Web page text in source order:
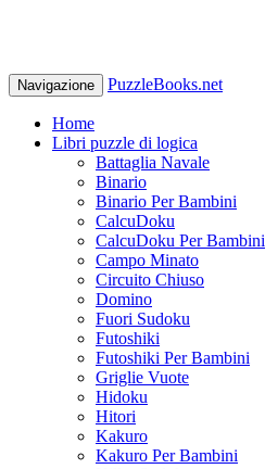
Navigazione PuzzleBooks.net
Home
Libri puzzle di logica
Battaglia Navale
Binario
Binario Per Bambini
CalcuDoku
CalcuDoku Per Bambini
Campo Minato
Circuito Chiuso
Domino
Fuori Sudoku
Futoshiki
Futoshiki Per Bambini
Griglie Vuote
Hidoku
Hitori
Kakuro
Kakuro Per Bambini